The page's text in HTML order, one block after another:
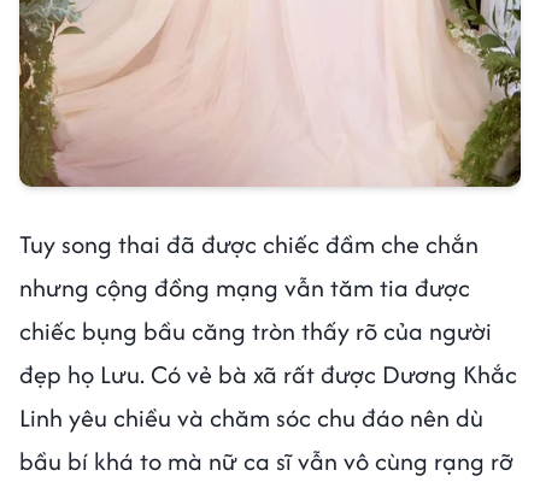
Tuy song thai đã được chiếc đầm che chắn
nhưng cộng đồng mạng vẫn tăm tia được
chiếc bụng bầu căng tròn thấy rõ của người
đẹp họ Lưu. Có vẻ bà xã rất được Dương Khắc
Linh yêu chiều và chăm sóc chu đáo nên dù
bầu bí khá to mà nữ ca sĩ vẫn vô cùng rạng rỡ